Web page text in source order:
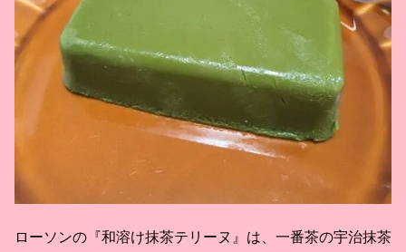
ローソンの『和溶け抹茶テリーヌ』は、一番茶の宇治抹茶